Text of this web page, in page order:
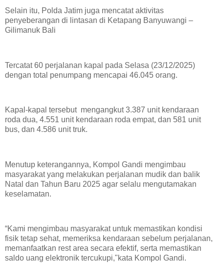
Selain itu, Polda Jatim juga mencatat aktivitas
penyeberangan di lintasan di Ketapang Banyuwangi –
Gilimanuk Bali
Tercatat 60 perjalanan kapal pada Selasa (23/12/2025)
dengan total penumpang mencapai 46.045 orang.
Kapal-kapal tersebut mengangkut 3.387 unit kendaraan
roda dua, 4.551 unit kendaraan roda empat, dan 581 unit
bus, dan 4.586 unit truk.
Menutup keterangannya, Kompol Gandi mengimbau
masyarakat yang melakukan perjalanan mudik dan balik
Natal dan Tahun Baru 2025 agar selalu mengutamakan
keselamatan.
“Kami mengimbau masyarakat untuk memastikan kondisi
fisik tetap sehat, memeriksa kendaraan sebelum perjalanan,
memanfaatkan rest area secara efektif, serta memastikan
saldo uang elektronik tercukupi,"kata Kompol Gandi.